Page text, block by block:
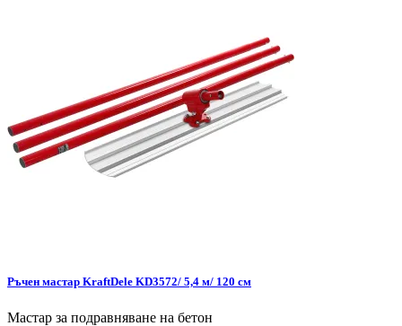
Ръчен мастар KraftDele KD3572/ 5,4 м/ 120 см
Мастар за подравняване на бетон